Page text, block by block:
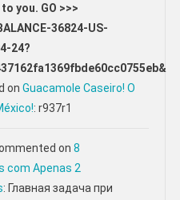
you. GO >>>
36824-US-
24?
onGuacamole Caseiro! O
: r937r1
on8
com Apenas 2
: Главная задача при